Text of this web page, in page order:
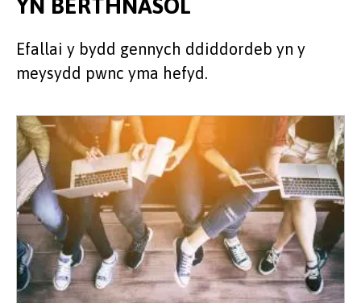
YN BERTHNASOL
Efallai y bydd gennych ddiddordeb yn y
meysydd pwnc yma hefyd.